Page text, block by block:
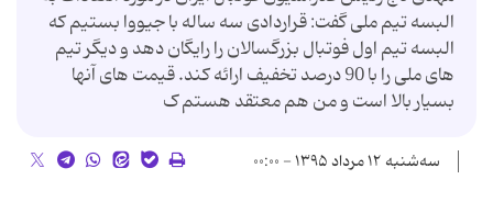
البسه تیم ملی گفت: قراردادی سه ساله با جیووا بستیم که
البسه تیم اول فوتبال بزرگسالان را رایگان دهد و دیگر تیم
های ملی را با 90 درصد تخفیف ارائه کند. قیمت های آنها
بسیار بالا است و من هم معتقد هستم ک
سه‌شنبه ۱۲ مرداد ۱۳۹۵ - ۰۰:۰۰